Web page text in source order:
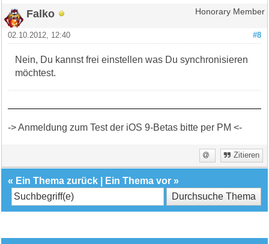
Falko Honorary Member
#8
02.10.2012, 12:40
Nein, Du kannst frei einstellen was Du synchronisieren
möchtest.
-> Anmeldung zum Test der iOS 9-Betas bitte per PM <-
Zitieren
« Ein Thema zurück Ein Thema vor »